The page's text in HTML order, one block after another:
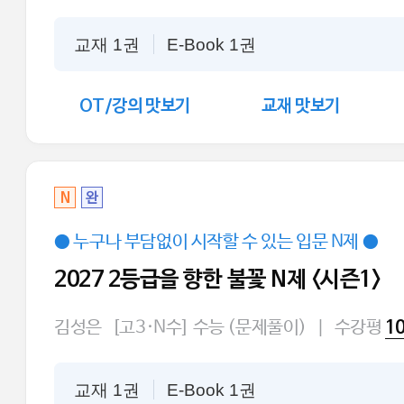
교재 1권 E-Book 1권
OT/강의 맛보기 교재 맛보기
N 완
● 누구나 부담없이 시작할 수 있는 입문 N제 ●
2027 2등급을 향한 불꽃 N제 <시즌1>
김성은 [고3·N수] 수능 (문제풀이) 수강평
교재 1권 E-Book 1권